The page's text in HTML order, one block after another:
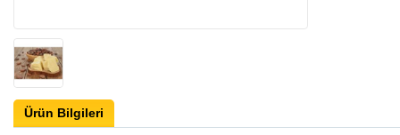
Ürün Bilgileri